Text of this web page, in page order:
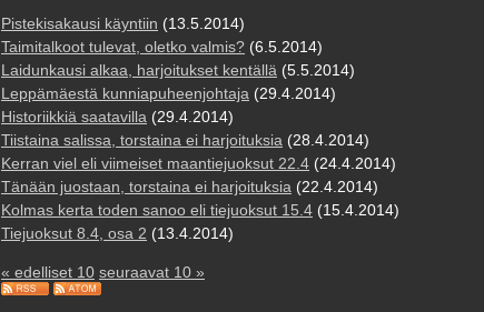
Pistekisakausi käyntiin (13.5.2014)
Taimitalkoot tulevat, oletko valmis? (6.5.2014)
Laidunkausi alkaa, harjoitukset kentällä (5.5.2014)
Leppämäestä kunniapuheenjohtaja (29.4.2014)
Historiikkiä saatavilla (29.4.2014)
Tiistaina salissa, torstaina ei harjoituksia (28.4.2014)
Kerran viel eli viimeiset maantiejuoksut 22.4 (24.4.2014)
Tänään juostaan, torstaina ei harjoituksia (22.4.2014)
Kolmas kerta toden sanoo eli tiejuoksut 15.4 (15.4.2014)
Tiejuoksut 8.4, osa 2 (13.4.2014)
« edelliset 10 seuraavat 10 »